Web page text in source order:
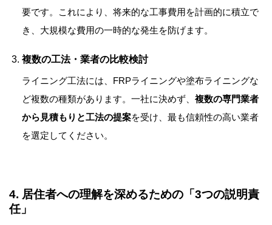
要です。これにより、将来的な工事費用を計画的に積立で
き、大規模な費用の一時的な発生を防げます。
複数の工法・業者の比較検討
ライニング工法には、FRPライニングや塗布ライニングな
ど複数の種類があります。一社に決めず、 複数の専門業者
から見積もりと工法の提案を受け、最も信頼性の高い業者
を選定してください。
4. 居住者への理解を深めるための「3つの説明責
任」